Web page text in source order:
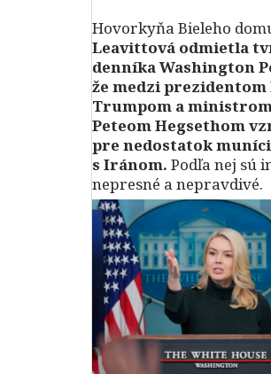
Hovorkyňa Bieleho
Leavittová odmietla
denníka Washington
že medzi prezidentom
Trumpom a
Peteom Hegsethom
pre nedostatok
s Iránom. Podľa nej sú
nepresné a nepravdivé.